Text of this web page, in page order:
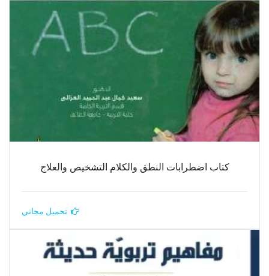
كتاب اضطرابات النطق والكلام التشخيص والعلاج
تحميل مجاني